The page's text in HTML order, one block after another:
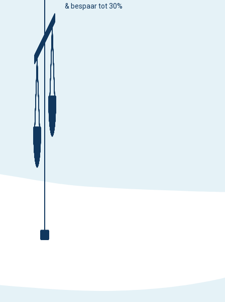
& bespaar tot 30%